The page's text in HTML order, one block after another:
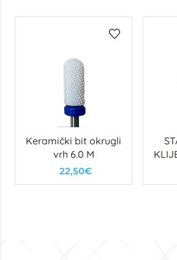
Keramički bit okrugli
vrh 6.0 M
22,50€